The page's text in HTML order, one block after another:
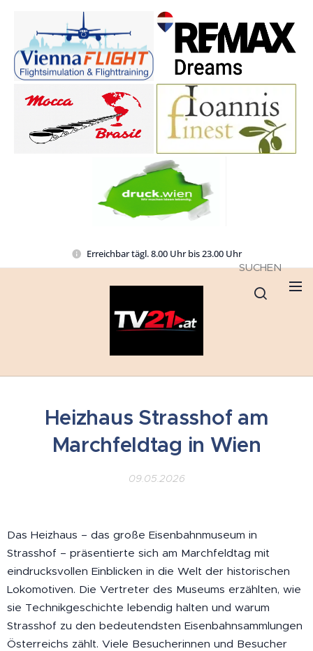
Erreichbar tägl. 8.00 Uhr bis 23.00 Uhr
SUCHEN
Heizhaus Strasshof am
Marchfeldtag in Wien
09.05.2026
Das Heizhaus – das große Eisenbahnmuseum in
Strasshof – präsentierte sich am Marchfeldtag mit
eindrucksvollen Einblicken in die Welt der historischen
Lokomotiven. Die Vertreter des Museums erzählten, wie
sie Technikgeschichte lebendig halten und warum
Strasshof zu den bedeutendsten Eisenbahnsammlungen
Österreichs zählt. Viele Besucherinnen und Besucher